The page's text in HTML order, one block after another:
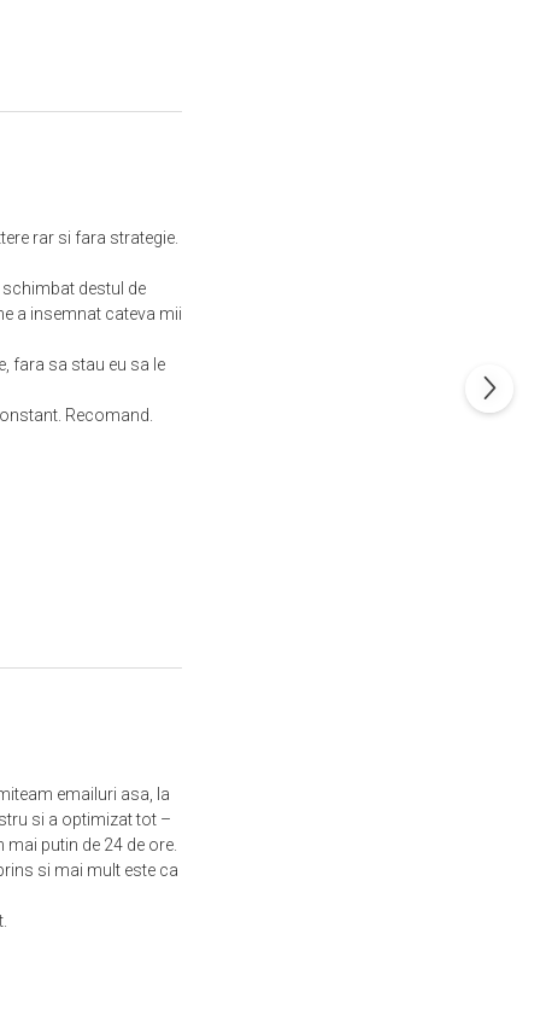
rar si fara strategie.
destul de
a insemnat cateva mii
fara sa stau eu sa le
Recomand.
emailuri asa, la
si a optimizat tot –
putin de 24 de ore.
si mai mult este ca